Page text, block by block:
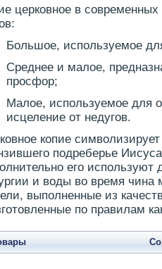
церковное в
Большое, используемое
Среднее и малое,
просфор;
Малое, используемое для
исцеление от недугов.
копие
подреберье
его
и воды во время
выполненные из
по правилам